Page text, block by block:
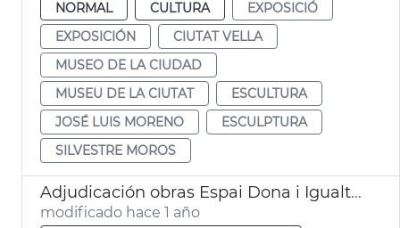
NORMAL
CULTURA
EXPOSICIÓ
EXPOSICIÓN
CIUTAT VELLA
MUSEO DE LA CIUDAD
MUSEU DE LA CIUTAT
ESCULTURA
JOSÉ LUIS MORENO
ESCULPTURA
SILVESTRE MOROS
Adjudicación obras Espai Dona i Igualtat València
modificado hace 1 año